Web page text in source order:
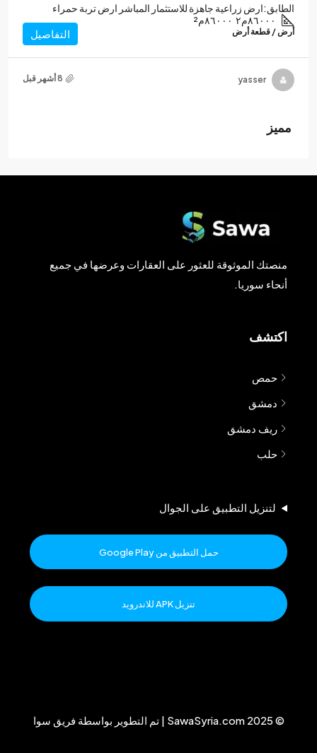
الطابق:ارض زراعية جاهزة للاستثمار المباشر ارض تربة حمراء
٨٦٠٠٠م٢
٨٦٠٠٠م²
أرض / قطعة أرض التفاصيل
yasser
مميز
منصتك الموثوقة للعثور على العقارات وعرضها في جميع
أنحاء سوريا.
اكتشف
حمص
دمشق
ريف دمشق
حلب
لتنزيل التطبيق على الجوال
حمل التطبيق من Google Play
تنزيل APK للاندرويد
© 2025 SawaSyria.com | تم التطوير بواسطة فريق سوا